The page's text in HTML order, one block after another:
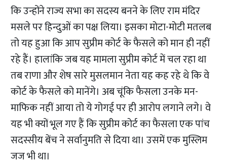
कि उन्होंने राज्य सभा का सदस्य बनने के लिए राम मंदिर
मसले पर हिन्दुओं का पक्ष लिया। इसका मोटा-मोटी मतलब
तो यह हुआ कि आप सुप्रीम कोर्ट के फैसले को मान ही नहीं
रहे हैं। हालांकि जब यह मामला सुप्रीम कोर्ट में चल रहा था
तब राणा और शेष सारे मुसलमान नेता यह कह रहे थे कि वे
कोर्ट के फैसले को मानेंगे। अब चूंकि फैसला उनके मन-
माफिक नहीं आया तो ये गोगई पर ही आरोप लगाने लगे। वे
यह भी क्यों भूल गए हैं कि सुप्रीम कोर्ट का फैसला एक पांच
सदस्सीय बेंच ने सर्वानुमति से दिया था। उसमें एक मुस्लिम
जज भी था।